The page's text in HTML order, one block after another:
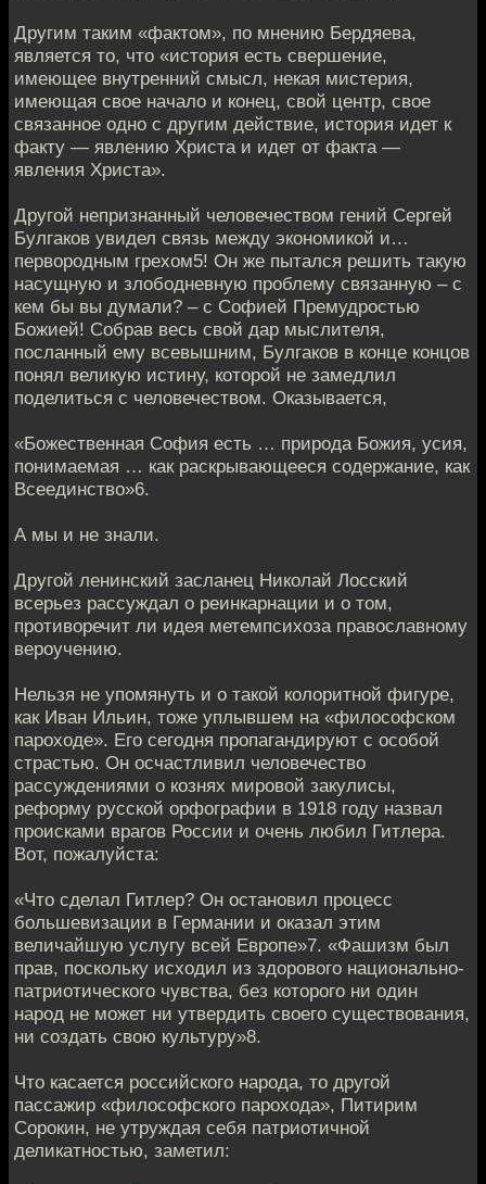
Другим таким «фактом», по мнению Бердяева,
является то, что «история есть свершение,
имеющее внутренний смысл, некая мистерия,
имеющая свое начало и конец, свой центр, свое
связанное одно с другим действие, история идет к
факту — явлению Христа и идет от факта —
явления Христа».
Другой непризнанный человечеством гений Сергей
Булгаков увидел связь между экономикой и…
первородным грехом5! Он же пытался решить такую
насущную и злободневную проблему связанную – с
кем бы вы думали? – с Софией Премудростью
Божией! Собрав весь свой дар мыслителя,
посланный ему всевышним, Булгаков в конце концов
понял великую истину, которой не замедлил
поделиться с человечеством. Оказывается,
«Божественная София есть … природа Божия, усия,
понимаемая … как раскрывающееся содержание, как
Всеединство»6.
А мы и не знали.
Другой ленинский засланец Николай Лосский
всерьез рассуждал о реинкарнации и о том,
противоречит ли идея метемпсихоза православному
вероучению.
Нельзя не упомянуть и о такой колоритной фигуре,
как Иван Ильин, тоже уплывшем на «философском
пароходе». Его сегодня пропагандируют с особой
страстью. Он осчастливил человечество
рассуждениями о кознях мировой закулисы,
реформу русской орфографии в 1918 году назвал
происками врагов России и очень любил Гитлера.
Вот, пожалуйста:
«Что сделал Гитлер? Он остановил процесс
большевизации в Германии и оказал этим
величайшую услугу всей Европе»7. «Фашизм был
прав, поскольку исходил из здорового национально-
патриотического чувства, без которого ни один
народ не может ни утвердить своего существования,
ни создать свою культуру»8.
Что касается российского народа, то другой
пассажир «философского парохода», Питирим
Сорокин, не утруждая себя патриотичной
деликатностью, заметил: